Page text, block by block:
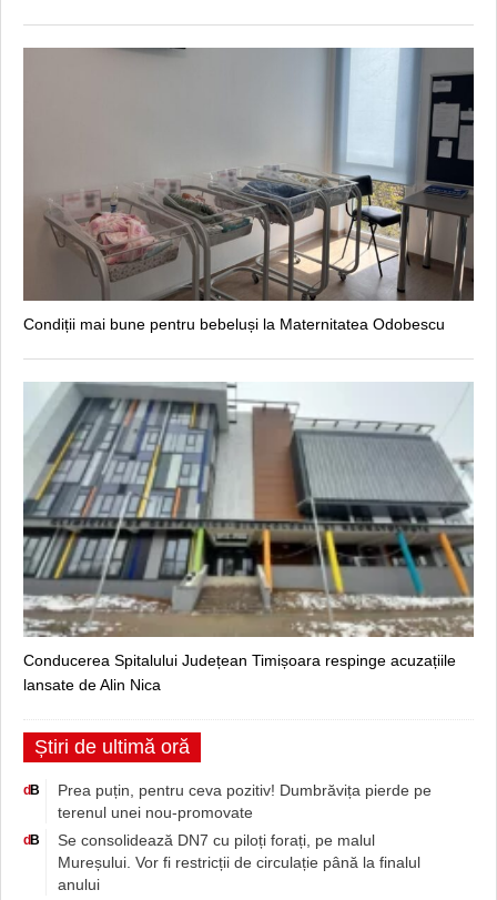
Condiții mai bune pentru bebeluși la Maternitatea Odobescu
Conducerea Spitalului Județean Timișoara respinge acuzațiile
lansate de Alin Nica
Știri de ultimă oră
dB
Prea puțin, pentru ceva pozitiv! Dumbrăvița pierde pe
terenul unei nou-promovate
dB
Se consolidează DN7 cu piloți forați, pe malul
Mureșului. Vor fi restricții de circulație până la finalul
anului